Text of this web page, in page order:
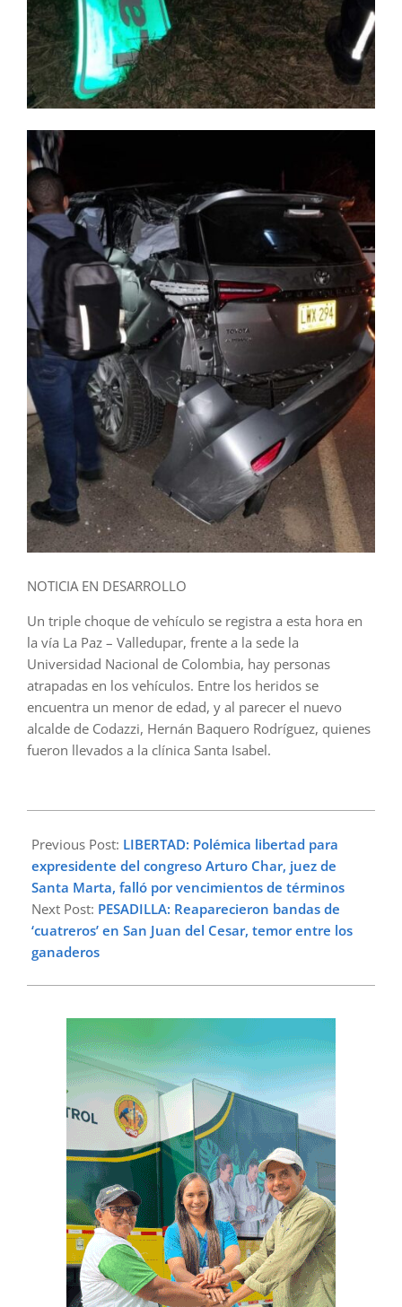
NOTICIA EN DESARROLLO
Un triple choque de vehículo se registra a esta hora en
la vía La Paz – Valledupar, frente a la sede la
Universidad Nacional de Colombia, hay personas
atrapadas en los vehículos. Entre los heridos se
encuentra un menor de edad, y al parecer el nuevo
alcalde de Codazzi, Hernán Baquero Rodríguez, quienes
fueron llevados a la clínica Santa Isabel.
01-
08
Previous Post: LIBERTAD: Polémica libertad para
expresidente del congreso Arturo Char, juez de
Santa Marta, falló por vencimientos de términos
Next Post: PESADILLA: Reaparecieron bandas de
‘cuatreros’ en San Juan del Cesar, temor entre los
ganaderos